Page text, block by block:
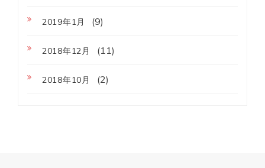
2019年1月 (9)
2018年12月 (11)
2018年10月 (2)